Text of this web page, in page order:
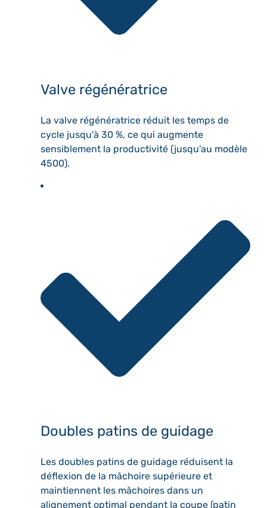
Valve régénératrice
La valve régénératrice réduit les temps de
cycle jusqu'à 30 %, ce qui augmente
sensiblement la productivité (jusqu'au modèle
4500).
Doubles patins de guidage
Les doubles patins de guidage réduisent la
déflexion de la mâchoire supérieure et
maintiennent les mâchoires dans un
alignement optimal pendant la coupe (patin